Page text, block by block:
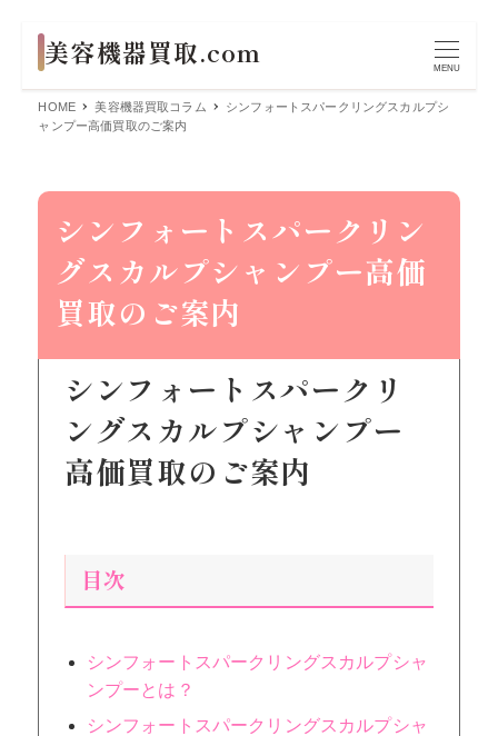
MENU
HOME 美容機器買取コラム
シンフォートスパークリングスカルプシ
ャンプー高価買取のご案内
シンフォートスパークリン
グスカルプシャンプー高価
買取のご案内
シンフォートスパークリ
ングスカルプシャンプー
高価買取のご案内
目次
シンフォートスパークリングスカルプシャ
ンプーとは？
シンフォートスパークリングスカルプシャ